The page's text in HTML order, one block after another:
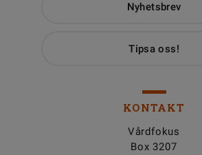
Nyhetsbrev
Tipsa oss!
KONTAKT
Vårdfokus
Box 3207